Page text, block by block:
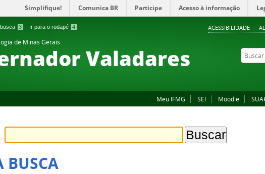
3 Ir para o rodapé 4 ACESSIBILIDADE
Simplifique! Comunica BR Participe Acesso à informação
de Minas Gerais
Valadares Buscar
Meu IFMG SEI Moodle
BUSCA